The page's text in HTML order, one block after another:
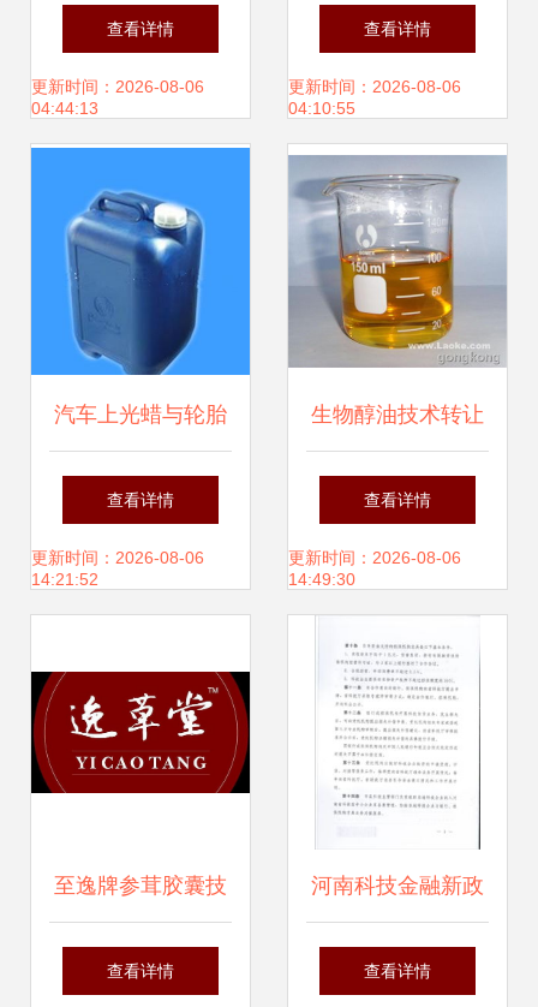
成果与专利技术转
让合作促进大会 共
查看详情
更新时间：2026-08-06
04:44:13
转让与技术转让 机
遇与要点解析
查看详情
更新时间：2026-08-06
04:10:55
汽车上光蜡与轮胎
上光蜡生产技术配
方转让指南
查看详情
更新时间：2026-08-06
14:21:52
生物醇油技术转让
与加盟全解析 开启
绿色能源新商机
查看详情
更新时间：2026-08-06
14:49:30
至逸牌参茸胶囊技
术转让项目分析
查看详情
河南科技金融新政
专项资金扩围赋能
查看详情